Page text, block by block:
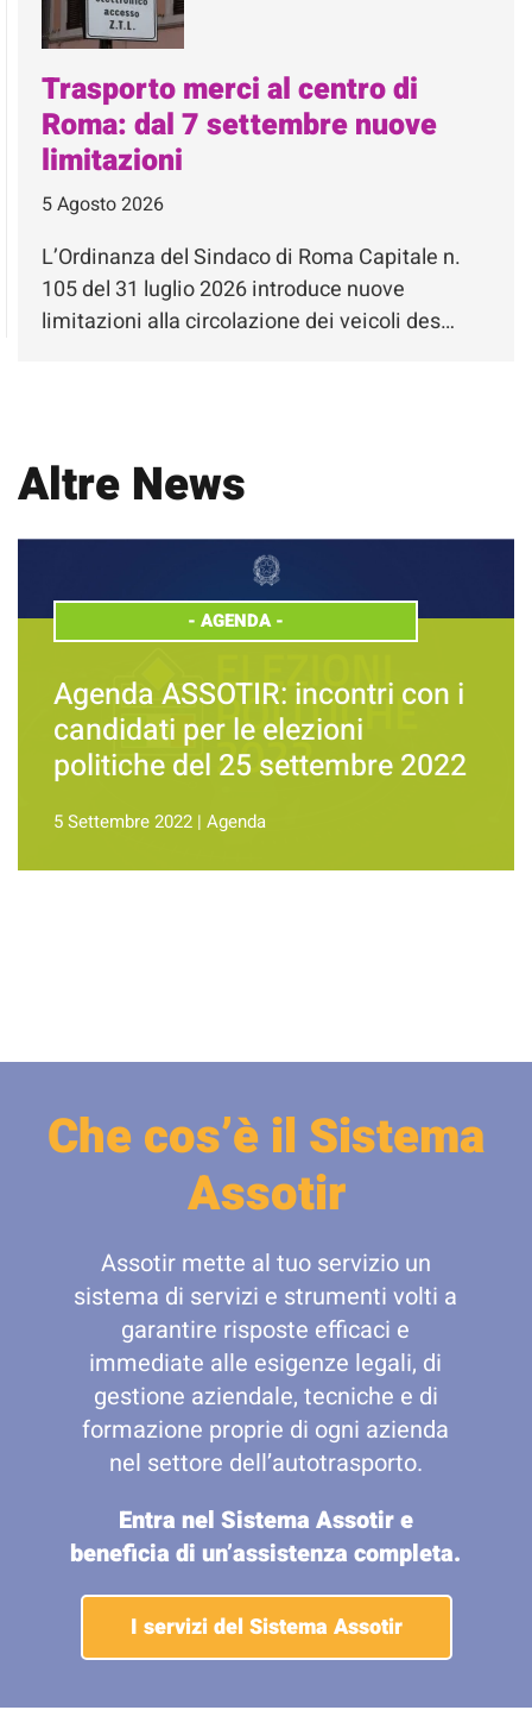
Trasporto merci al centro di
Roma: dal 7 settembre nuove
limitazioni
5 Agosto 2026
L’Ordinanza del Sindaco di Roma Capitale n.
105 del 31 luglio 2026 introduce nuove
limitazioni alla circolazione dei veicoli des…
Altre News
- AGENDA-
Agenda ASSOTIR: incontri con i
candidati per le elezioni
politiche del 25 settembre 2022
5 Settembre 2022 | Agenda
Che cos’è il Sistema
Assotir
Assotir mette al tuo servizio un
sistema di servizi e strumenti volti a
garantire risposte efficaci e
immediate alle esigenze legali, di
gestione aziendale, tecniche e di
formazione proprie di ogni azienda
nel settore dell’autotrasporto.
Entra nel Sistema Assotir e
beneficia di un’assistenza completa.
I servizi del Sistema Assotir